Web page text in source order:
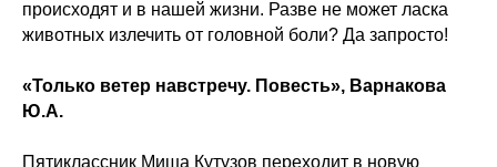
происходят и в нашей жизни. Разве не может ласка
животных излечить от головной боли? Да запросто!
«Только ветер навстречу. Повесть», Варнакова
Ю.А.
Пятиклассник Миша Кутузов переходит в новую